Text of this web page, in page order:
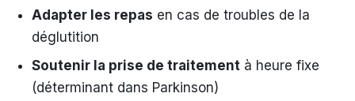
Adapter les repas en cas de troubles de la
déglutition
Soutenir la prise de traitement à heure fixe
(déterminant dans Parkinson)